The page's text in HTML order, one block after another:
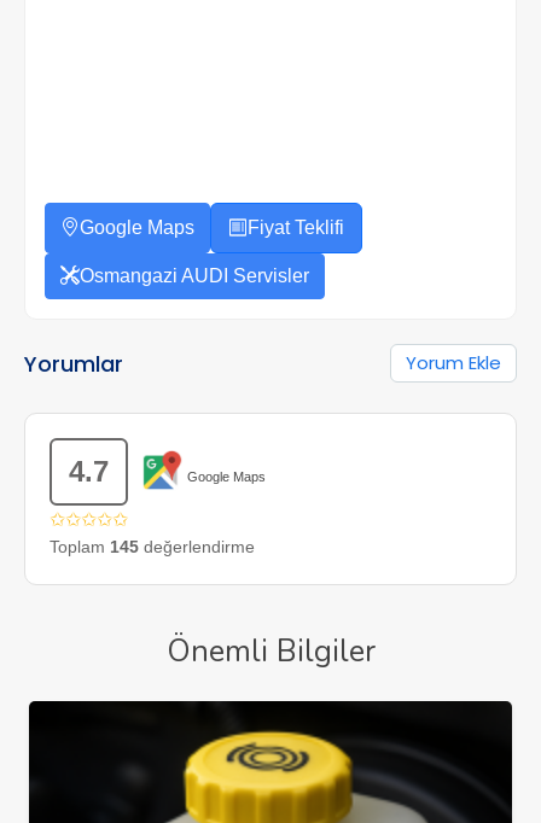
Google Maps Fiyat Teklifi
Osmangazi AUDI Servisler
Yorumlar Yorum Ekle
4.7 Google Maps
✩✩✩✩✩
Toplam 145 değerlendirme
Önemli Bilgiler